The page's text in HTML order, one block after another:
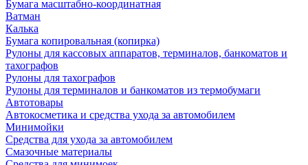
Бумага масштабно-координатная
Ватман
Калька
Бумага копировальная (копирка)
Рулоны для кассовых аппаратов, терминалов, банкоматов и
тахографов
Рулоны для тахографов
Рулоны для терминалов и банкоматов из термобумаги
Автотовары
Автокосметика и средства ухода за автомобилем
Минимойки
Средства для ухода за автомобилем
Смазочные материалы